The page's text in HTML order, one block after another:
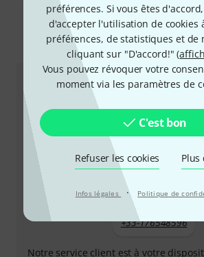
préférences. Si vous êtes
d'accepter l'utilisation de cookies
préférences, de statistiques et de
cliquant sur "D'accord!" (
Vous pouvez révoquer votre
moment via les paramètres de
C'est bon
Refuser les cookies Plus
Infos légales · Politique de
Comment nous
Service Client France
+33-176548596
Notre service client est à votre